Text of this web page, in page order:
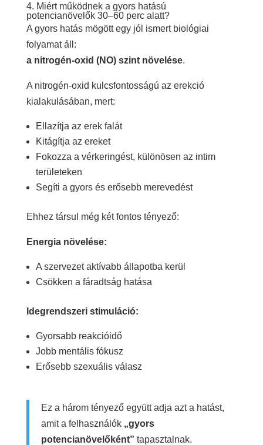
4. Miért működnek a gyors hatású
potencianövelők 30–60 perc alatt?
A gyors hatás mögött egy jól ismert biológiai
folyamat áll:
a nitrogén-oxid (NO) szint növelése.
A nitrogén-oxid kulcsfontosságú az erekció
kialakulásában, mert:
Ellazítja az erek falát
Kitágítja az ereket
Fokozza a vérkeringést, különösen az intim
területeken
Segíti a gyors és erősebb merevedést
Ehhez társul még két fontos tényező:
Energia növelése:
A szervezet aktívabb állapotba kerül
Csökken a fáradtság hatása
Idegrendszeri stimuláció:
Gyorsabb reakcióidő
Jobb mentális fókusz
Erősebb szexuális válasz
Ez a három tényező együtt adja azt a hatást,
amit a felhasználók „gyors
potencianövelőként” tapasztalnak.